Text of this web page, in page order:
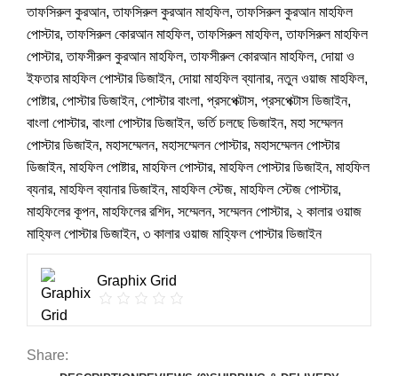
তাফসিরুল কুরআন, তাফসিরুল কুরআন মাহফিল, তাফসিরুল কুরআন মাহফিল
পোস্টার, তাফসিরুল কোরআন মাহফিল, তাফসিরুল মাহফিল, তাফসিরুল মাহফিল
পোস্টার, তাফসীরুল কুরআন মাহফিল, তাফসীরুল কোরআন মাহফিল, দোয়া ও
ইফতার মাহফিল পোস্টার ডিজাইন, দোয়া মাহফিল ব্যানার, নতুন ওয়াজ মাহফিল,
পোষ্টার, পোস্টার ডিজাইন, পোস্টার বাংলা, প্রসপেক্টাস, প্রসপেক্টাস ডিজাইন,
বাংলা পোস্টার, বাংলা পোস্টার ডিজাইন, ভর্তি চলছে ডিজাইন, মহা সম্মেলন
পোস্টার ডিজাইন, মহাসম্মেলন, মহাসম্মেলন পোস্টার, মহাসম্মেলন পোস্টার
ডিজাইন, মাহফিল পোষ্টার, মাহফিল পোস্টার, মাহফিল পোস্টার ডিজাইন, মাহফিল
ব্যনার, মাহফিল ব্যানার ডিজাইন, মাহফিল স্টেজ, মাহফিল স্টেজ পোস্টার,
মাহফিলের কূপন, মাহফিলের রশিদ, সম্মেলন, সম্মেলন পোস্টার, ২ কালার ওয়াজ
মাহ্ফিল পোস্টার ডিজাইন, ৩ কালার ওয়াজ মাহ্ফিল পোস্টার ডিজাইন
Graphix Grid
Share: